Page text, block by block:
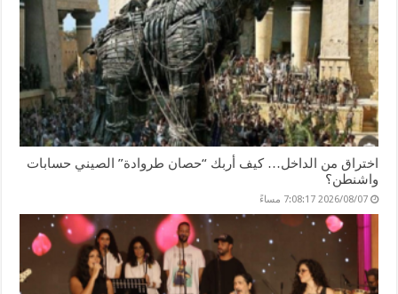
اختراق من الداخل… كيف أربك “حصان طروادة” الصيني حسابات
واشنطن؟
2026/08/07 7:08:17 مساءً